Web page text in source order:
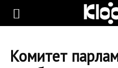
KLOOP.KG
Комитет